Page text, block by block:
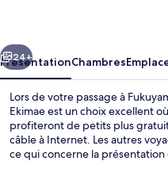
Suivant
24+
PrésentationChambres
Lors de votre passage à
Ekimae est un choix excellent
profiteront de petits plus
câble à Internet. Les autres
ce qui concerne la présentation